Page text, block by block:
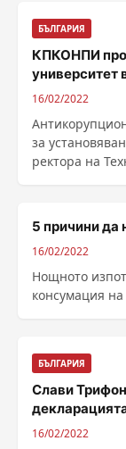
БЪЛГАРИЯ
КПКОНПИ
университет
16/02/2022
за
ректора на
5 причини да
16/02/2022
Нощното
консумация
БЪЛГАРИЯ
Слави
16/02/2022